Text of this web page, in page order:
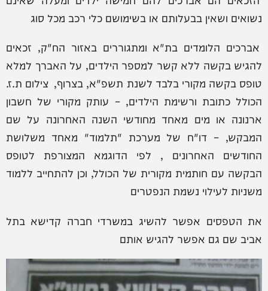
נשואים ושאין בבעלותם או בשימושם כלי רכב מכל סוג
אברכים הלומדים בת"א ומתגוררים באזור הח"ק, זכאים
להגיש בקשה ללא קשר למספר הילדים, על האברך למלא
טופס בקשה מקורי בלבד לשנת תשפ"א, בצרוף, צילום ת.ז.
הכולל כתובת ורשימת הילדים, – עותק מקורי של חשבון
ארנונה או מים מאחד מחודשי השנה האחרונה על שם
המבקש, – דו"ח של מערכת "תלמוד" מאחד משלושת
החודשים האחרונים , לפי הדוגמא המצורפת לטופס
הבקשה עם חותמית מקורית של הכולל, וכן להתחייב ללמוד
משניות לעילוי נשמת הנפטרים
את הטפסים אפשר להשיג במשרדי חברה קדישא בתל
אביב שם גם אפשר להגיש אותם